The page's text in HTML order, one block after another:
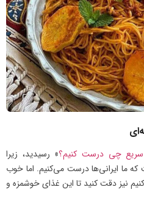
چی درست کنیم؟» رسیدید، زیرا
ما ایرانی‌ها درست می‌کنیم. اما خوب
نیز دقت کنید تا این غذای خوشمزه و